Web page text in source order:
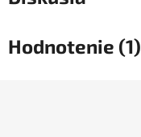
Hodnotenie (1)